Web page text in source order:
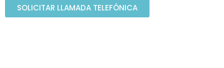
SOLICITAR LLAMADA TELEFÓNICA